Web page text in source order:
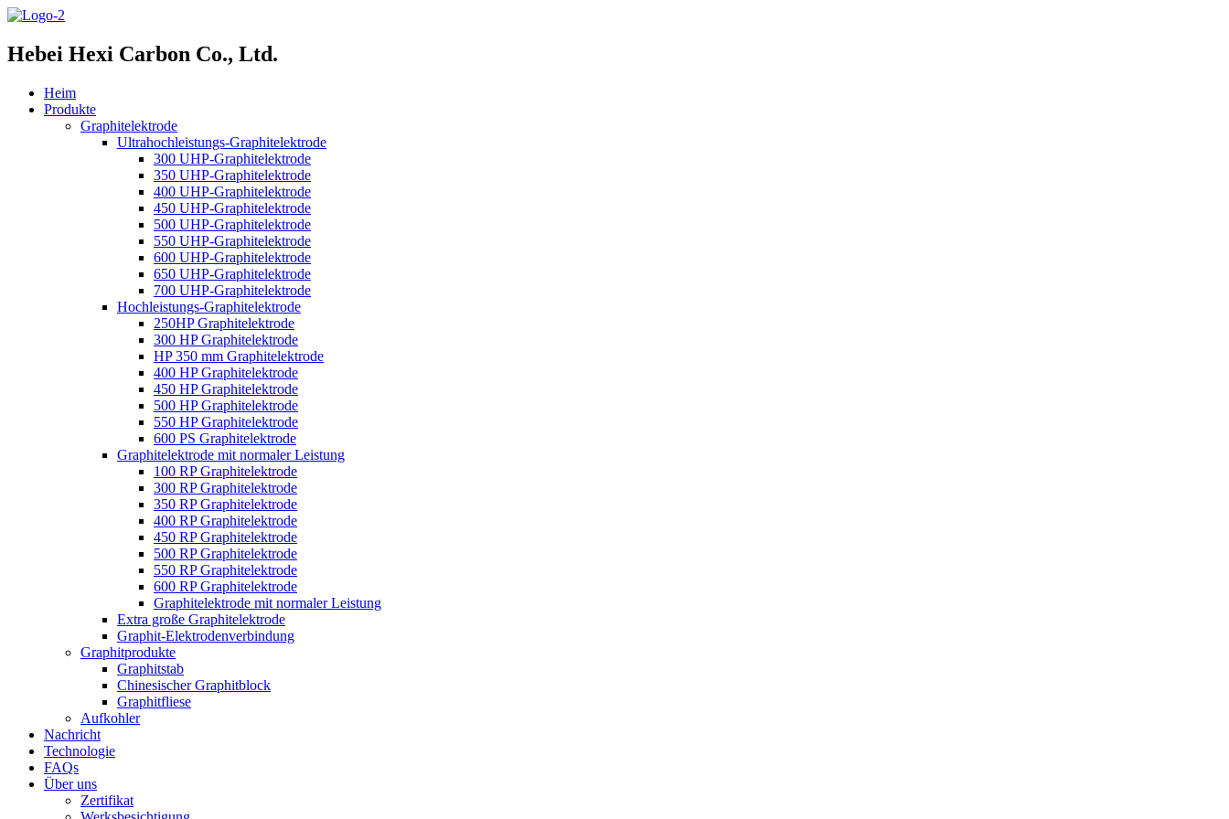
Hebei Hexi Carbon Co., Ltd.
Heim
Produkte
Graphitelektrode
Ultrahochleistungs-Graphitelektrode
300 UHP-Graphitelektrode
350 UHP-Graphitelektrode
400 UHP-Graphitelektrode
450 UHP-Graphitelektrode
500 UHP-Graphitelektrode
550 UHP-Graphitelektrode
600 UHP-Graphitelektrode
650 UHP-Graphitelektrode
700 UHP-Graphitelektrode
Hochleistungs-Graphitelektrode
250HP Graphitelektrode
300 HP Graphitelektrode
HP 350 mm Graphitelektrode
400 HP Graphitelektrode
450 HP Graphitelektrode
500 HP Graphitelektrode
550 HP Graphitelektrode
600 PS Graphitelektrode
Graphitelektrode mit normaler Leistung
100 RP Graphitelektrode
300 RP Graphitelektrode
350 RP Graphitelektrode
400 RP Graphitelektrode
450 RP Graphitelektrode
500 RP Graphitelektrode
550 RP Graphitelektrode
600 RP Graphitelektrode
Graphitelektrode mit normaler Leistung
Extra große Graphitelektrode
Graphit-Elektrodenverbindung
Graphitprodukte
Graphitstab
Chinesischer Graphitblock
Graphitfliese
Aufkohler
Nachricht
Technologie
FAQs
Über uns
Zertifikat